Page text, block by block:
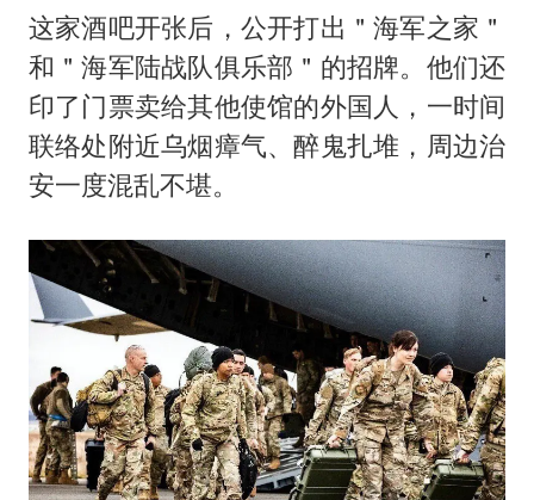
这家酒吧开张后，公开打出＂海军之家＂
和＂海军陆战队俱乐部＂的招牌。他们还
印了门票卖给其他使馆的外国人，一时间
联络处附近乌烟瘴气、醉鬼扎堆，周边治
安一度混乱不堪。